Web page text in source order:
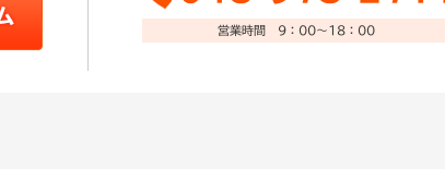
営業時間 9：00～18：00